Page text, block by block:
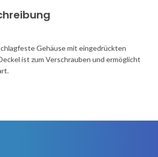
Gehäuse mit eingedrückten
ist zum Verschrauben und ermöglicht